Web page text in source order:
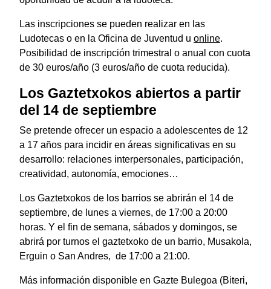
Las inscripciones se pueden realizar en las
Ludotecas o en la Oficina de Juventud u online.
Posibilidad de inscripción trimestral o anual con cuota
de 30 euros/año (3 euros/año de cuota reducida).
Los Gaztetxokos abiertos a partir
del 14 de septiembre
Se pretende ofrecer un espacio a adolescentes de 12
a 17 años para incidir en áreas significativas en su
desarrollo: relaciones interpersonales, participación,
creatividad, autonomía, emociones…
Los Gaztetxokos de los barrios se abrirán el 14 de
septiembre, de lunes a viernes, de 17:00 a 20:00
horas. Y el fin de semana, sábados y domingos, se
abrirá por turnos el gaztetxoko de un barrio, Musakola,
Erguin o San Andres, de 17:00 a 21:00.
Más información disponible en Gazte Bulegoa (Biteri,